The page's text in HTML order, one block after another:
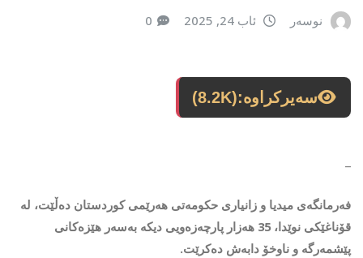
نوسەر ئاب 24, 2025 0
سەیرکراوە:(8.2K)
فەرمانگەی میدیا و زانیاری حکومەتی هەرێمی کوردستان دەڵێت، لە
قۆناغێکی نوێدا، 35 هەزار پارچەزەویی دیكە بەسەر هێزەکانی
پێشمەرگە و ناوخۆ دابەش دەکرێت.